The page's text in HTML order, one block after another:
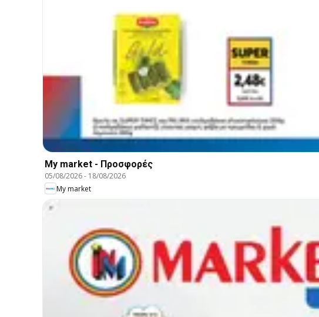
My market - Προσφορές
05/08/2026- 18/08/2026
My market